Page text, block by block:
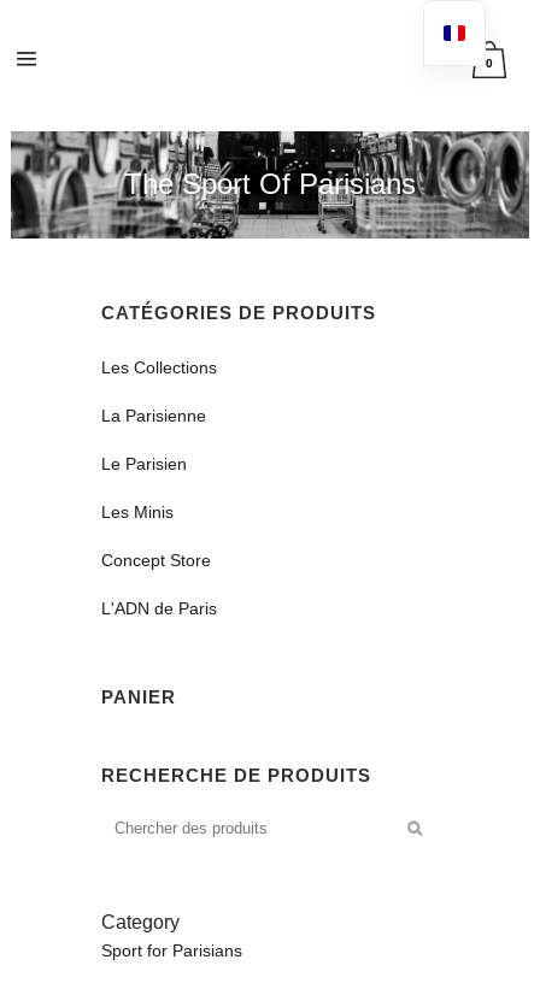
0
The Sport Of Parisians
CATÉGORIES DE PRODUITS
Les Collections
La Parisienne
Le Parisien
Les Minis
Concept Store
L'ADN de Paris
PANIER
RECHERCHE DE PRODUITS
Category
Sport for Parisians